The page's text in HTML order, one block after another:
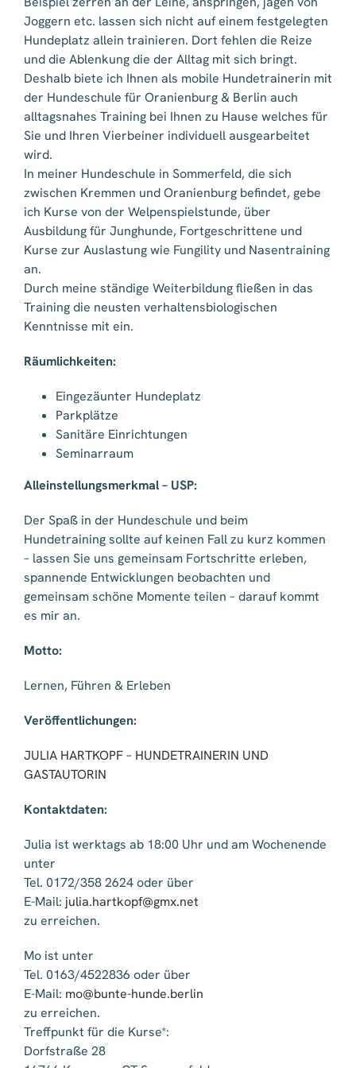
Joggern etc. lassen sich nicht auf einem festgelegten
Hundeplatz allein trainieren. Dort fehlen die Reize
und die Ablenkung die der Alltag mit sich bringt.
Deshalb biete ich Ihnen als mobile Hundetrainerin mit
der Hundeschule für Oranienburg & Berlin auch
alltagsnahes Training bei Ihnen zu Hause welches für
Sie und Ihren Vierbeiner individuell ausgearbeitet
wird.
In meiner Hundeschule in Sommerfeld, die sich
zwischen Kremmen und Oranienburg befindet, gebe
ich Kurse von der Welpenspielstunde, über
Ausbildung für Junghunde, Fortgeschrittene und
Kurse zur Auslastung wie Fungility und Nasentraining
an.
Durch meine ständige Weiterbildung fließen in das
Training die neusten verhaltensbiologischen
Kenntnisse mit ein.
Räumlichkeiten:
Eingezäunter Hundeplatz
Parkplätze
Sanitäre Einrichtungen
Seminarraum
Alleinstellungsmerkmal – USP:
Der Spaß in der Hundeschule und beim
Hundetraining sollte auf keinen Fall zu kurz kommen
– lassen Sie uns gemeinsam Fortschritte erleben,
spannende Entwicklungen beobachten und
gemeinsam schöne Momente teilen – darauf kommt
es mir an.
Motto:
Lernen, Führen & Erleben
Veröffentlichungen:
JULIA HARTKOPF – HUNDETRAINERIN UND
GASTAUTORIN
Kontaktdaten:
Julia ist werktags ab 18:00 Uhr und am Wochenende
unter
Tel. 0172/358 2624 oder über
E-Mail: julia.hartkopf@gmx.net
zu erreichen.
Mo ist unter
Tel. 0163/4522836 oder über
E-Mail: mo@bunte-hunde.berlin
zu erreichen.
Treffpunkt für die Kurse*:
Dorfstraße 28